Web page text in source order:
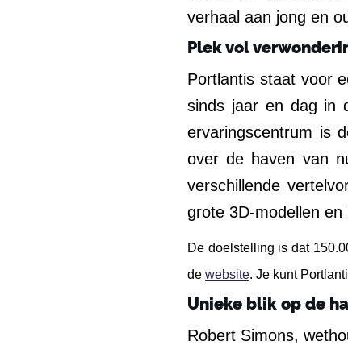
verhaal aan jong en
Plek vol
Portlantis staat voor
sinds jaar en dag in
ervaringscentrum is
over de haven van
verschillende
grote 3D-modellen
De doelstelling is dat
de website. Je kunt
Unieke blik op de
Robert Simons,